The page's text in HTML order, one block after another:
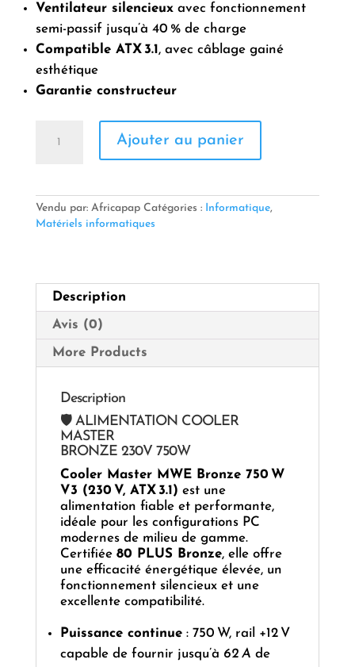
Ventilateur silencieuxavec fonctionnement
semi-passif jusqu’à 40 % de charge
Compatible ATX 3.1 , avec câblage gainé
esthétique
Garantie constructeur
ALIMENTATION
BRONZE
230V
Ajouter au panier
Vendu par: Africapap Catégories : Informatique,
Matériels informatiques
Description
Avis (0)
More Products
Description
🛡️ ALIMENTATION COOLER
MASTER
BRONZE 230V 750W
Cooler Master MWE Bronze 750 W
V3 (230 V, ATX 3.1) est une
alimentation fiable et performante,
idéale pour les configurations PC
modernes de milieu de gamme.
Certifiée 80 PLUS Bronze, elle offre
une efficacité énergétique élevée, un
fonctionnement silencieux et une
excellente compatibilité.
Puissance continue: 750 W, rail +12 V
capable de fournir jusqu’à 62 A de